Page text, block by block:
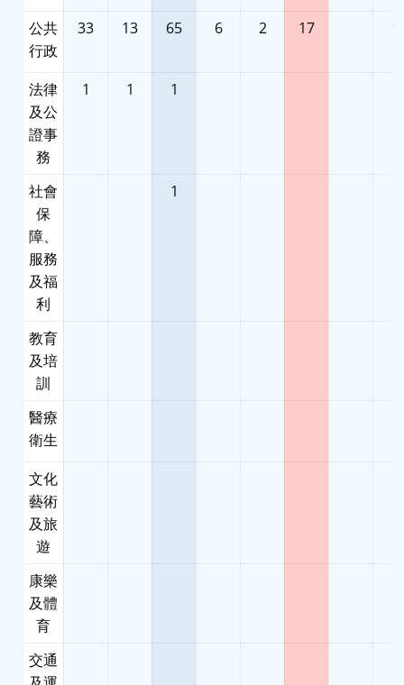
公共
行政
33 13 65 6 2 17 1
法律
及公
證事
務
1 1 1
社會
保
障、
服務
及福
利
1
教育
及培
訓
醫療
衛生
文化
藝術
及旅
遊
康樂
及體
育
交通